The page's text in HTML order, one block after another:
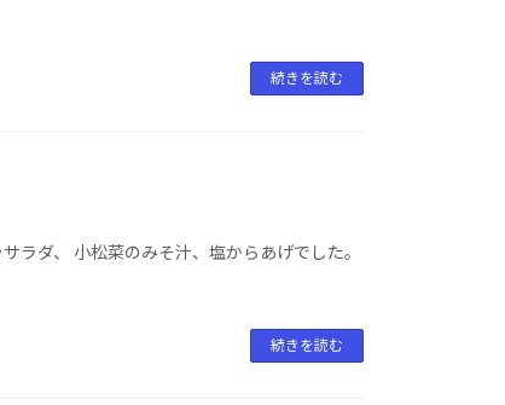
続きを読む
ラダ、 小松菜のみそ汁、塩からあげでした。
続きを読む